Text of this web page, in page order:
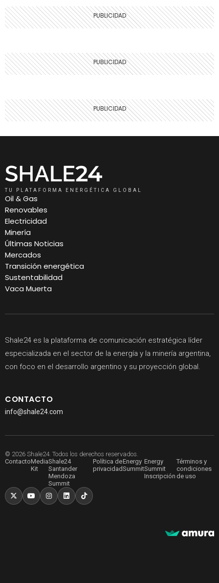
TU PLATAFORMA ENERGÉTICA GLOBAL
Oil & Gas
Renovables
Electricidad
Minería
Últimas Noticias
Mercados
Transición energética
Sustentabilidad
Vaca Muerta
Shale24 es la plataforma de comunicación estratégica líder
especializada en el sector de la energía y la minería argentina,
con foco en el desarrollo argentino y su proyección global.
CONTACTO
info@shale24.com
© 2026 Shale24. Todos los derechos reservados.
ContactoMedia
Kit
Shale24
Santander
Mendoza
Summit
Política de
privacidad
Energy
Summit
Energy
Summit
Inscripción
Términos y
condiciones
de uso